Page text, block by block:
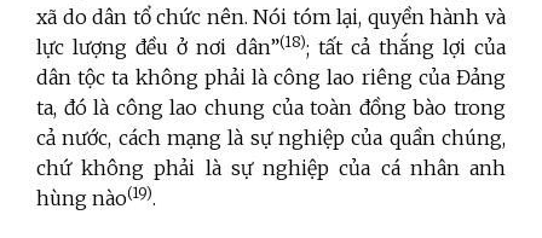
xã do dân tổ chức nên. Nói tóm lại, quyền hành và
lực lượng đều ở nơi dân”(18); tất cả thắng lợi của
dân tộc ta không phải là công lao riêng của Đảng
ta, đó là công lao chung của toàn đồng bào trong
cả nước, cách mạng là sự nghiệp của quần chúng,
chứ không phải là sự nghiệp của cá nhân anh
hùng nào(19).